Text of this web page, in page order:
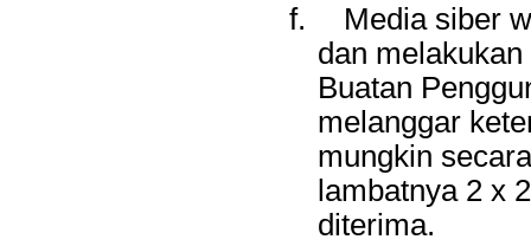
f.
Media siber
dan
Buatan
melanggar
mungkin
lambatnya 2 x
diterima.